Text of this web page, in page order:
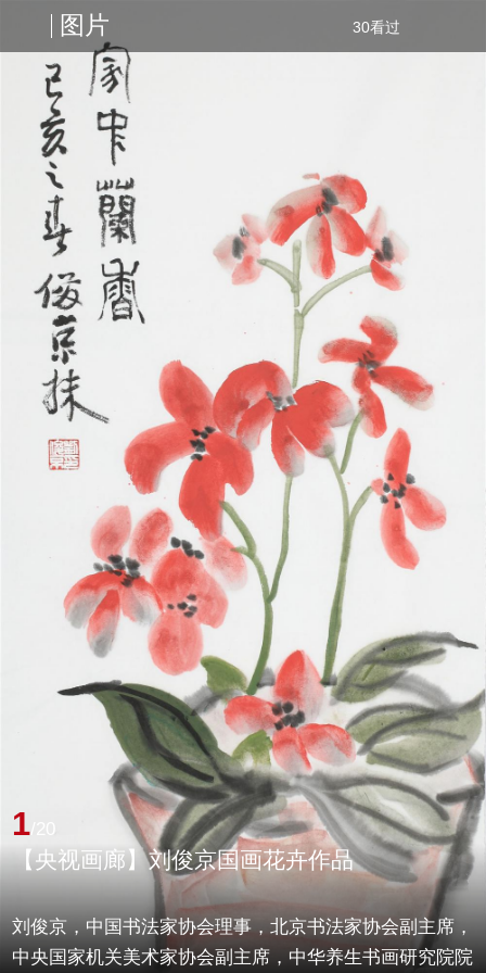
图片 30看过
1 /20
【央视画廊】刘俊京国画花卉作品
刘俊京，中国书法家协会理事，北京书法家协会副主席，
中央国家机关美术家协会副主席，中华养生书画研究院院